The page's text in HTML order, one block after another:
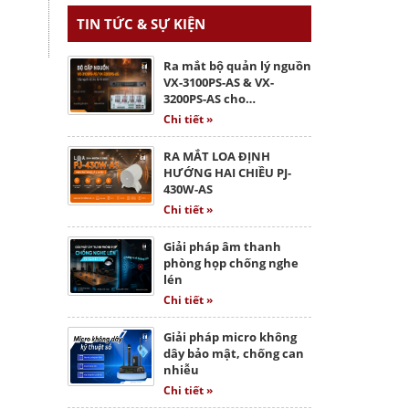
TIN TỨC & SỰ KIỆN
Ra mắt bộ quản lý nguồn
VX-3100PS-AS & VX-
3200PS-AS cho…
Chi tiết »
RA MẮT LOA ĐỊNH
HƯỚNG HAI CHIỀU PJ-
430W-AS
Chi tiết »
Giải pháp âm thanh
phòng họp chống nghe
lén
Chi tiết »
Giải pháp micro không
dây bảo mật, chống can
nhiễu
Chi tiết »